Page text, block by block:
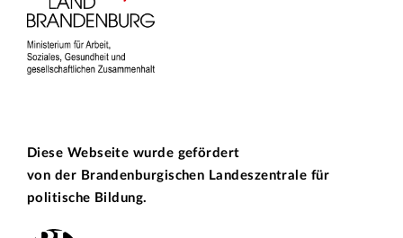
Diese Webseite wurde gefördert
von der Brandenburgischen Landeszentrale für
politische Bildung.